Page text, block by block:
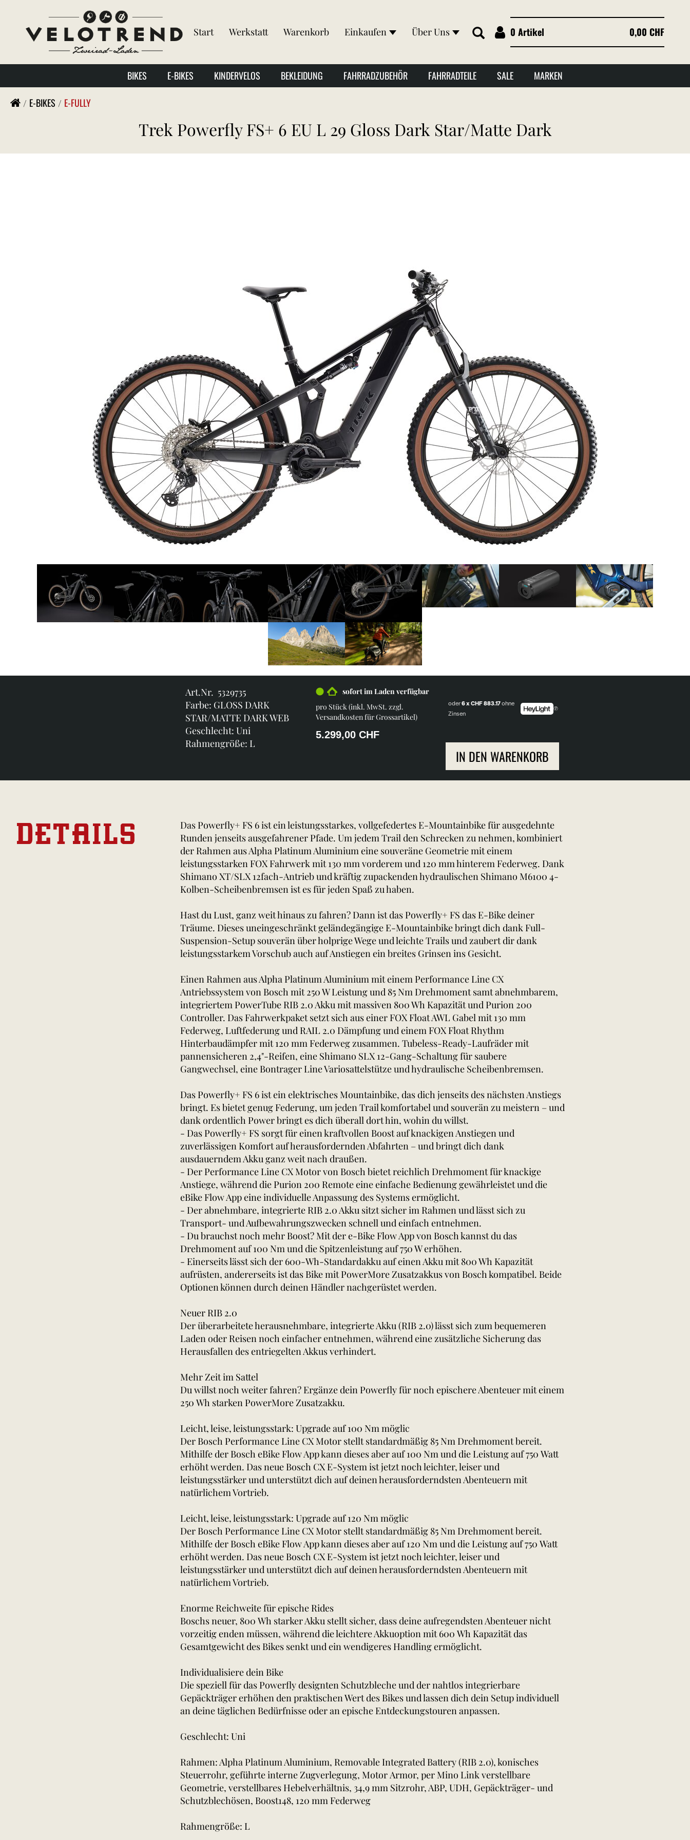
Start Werkstatt Warenkorb Einkaufen Über Uns 0 Artikel 0,00 CHF
BIKES E-BIKES KINDERVELOS BEKLEIDUNG FAHRRADZUBEHÖR FAHRRADTEILE SALE MARKEN
E-BIKES E-FULLY
Trek Powerfly FS+ 6 EU L 29 Gloss Dark Star/Matte Dark
Art.Nr. 5329735
Farbe: GLOSS DARK
STAR/MATTE DARK WEB
Geschlecht: Uni
Rahmengröße: L
sofort im Laden verfügbar
pro Stück (inkl. MwSt. zzgl.
Versandkosten für Grossartikel)
5.299,00 CHF
oder6 x CHF 883.17ohne
Zinsen
IN DEN WARENKORB
DETAILS
Das Powerfly+ FS 6 ist ein leistungsstarkes, vollgefedertes E-Mountainbike für ausgedehnte
Runden jenseits ausgefahrener Pfade. Um jedem Trail den Schrecken zu nehmen, kombiniert
der Rahmen aus Alpha Platinum Aluminium eine souveräne Geometrie mit einem
leistungsstarken FOX Fahrwerk mit 130 mm vorderem und 120 mm hinterem Federweg. Dank
Shimano XT/SLX 12fach-Antrieb und kräftig zupackenden hydraulischen Shimano M6100 4-
Kolben-Scheibenbremsen ist es für jeden Spaß zu haben.
Hast du Lust, ganz weit hinaus zu fahren? Dann ist das Powerfly+ FS das E-Bike deiner
Träume. Dieses uneingeschränkt geländegängige E-Mountainbike bringt dich dank Full-
Suspension-Setup souverän über holprige Wege und leichte Trails und zaubert dir dank
leistungsstarkem Vorschub auch auf Anstiegen ein breites Grinsen ins Gesicht.
Einen Rahmen aus Alpha Platinum Aluminium mit einem Performance Line CX
Antriebssystem von Bosch mit 250 W Leistung und 85 Nm Drehmoment samt abnehmbarem,
integriertem PowerTube RIB 2.0 Akku mit massiven 800 Wh Kapazität und Purion 200
Controller. Das Fahrwerkpaket setzt sich aus einer FOX Float AWL Gabel mit 130 mm
Federweg, Luftfederung und RAIL 2.0 Dämpfung und einem FOX Float Rhythm
Hinterbaudämpfer mit 120 mm Federweg zusammen. Tubeless-Ready-Laufräder mit
pannensicheren 2,4"-Reifen, eine Shimano SLX 12-Gang-Schaltung für saubere
Gangwechsel, eine Bontrager Line Variosattelstütze und hydraulische Scheibenbremsen.
Das Powerfly+ FS 6 ist ein elektrisches Mountainbike, das dich jenseits des nächsten Anstiegs
bringt. Es bietet genug Federung, um jeden Trail komfortabel und souverän zu meistern – und
dank ordentlich Power bringt es dich überall dort hin, wohin du willst.
- Das Powerfly+ FS sorgt für einen kraftvollen Boost auf knackigen Anstiegen und
zuverlässigen Komfort auf herausfordernden Abfahrten – und bringt dich dank
ausdauerndem Akku ganz weit nach draußen.
- Der Performance Line CX Motor von Bosch bietet reichlich Drehmoment für knackige
Anstiege, während die Purion 200 Remote eine einfache Bedienung gewährleistet und die
eBike Flow App eine individuelle Anpassung des Systems ermöglicht.
- Der abnehmbare, integrierte RIB 2.0 Akku sitzt sicher im Rahmen und lässt sich zu
Transport- und Aufbewahrungszwecken schnell und einfach entnehmen.
- Du brauchst noch mehr Boost? Mit der e-Bike Flow App von Bosch kannst du das
Drehmoment auf 100 Nm und die Spitzenleistung auf 750 W erhöhen.
- Einerseits lässt sich der 600-Wh-Standardakku auf einen Akku mit 800 Wh Kapazität
aufrüsten, andererseits ist das Bike mit PowerMore Zusatzakkus von Bosch kompatibel. Beide
Optionen können durch deinen Händler nachgerüstet werden.
Neuer RIB 2.0
Der überarbeitete herausnehmbare, integrierte Akku (RIB 2.0) lässt sich zum bequemeren
Laden oder Reisen noch einfacher entnehmen, während eine zusätzliche Sicherung das
Herausfallen des entriegelten Akkus verhindert.
Mehr Zeit im Sattel
Du willst noch weiter fahren? Ergänze dein Powerfly für noch epischere Abenteuer mit einem
250 Wh starken PowerMore Zusatzakku.
Leicht, leise, leistungsstark: Upgrade auf 100 Nm möglic
Der Bosch Performance Line CX Motor stellt standardmäßig 85 Nm Drehmoment bereit.
Mithilfe der Bosch eBike Flow App kann dieses aber auf 100 Nm und die Leistung auf 750 Watt
erhöht werden. Das neue Bosch CX E-System ist jetzt noch leichter, leiser und
leistungsstärker und unterstützt dich auf deinen herausforderndsten Abenteuern mit
natürlichem Vortrieb.
Leicht, leise, leistungsstark: Upgrade auf 120 Nm möglic
Der Bosch Performance Line CX Motor stellt standardmäßig 85 Nm Drehmoment bereit.
Mithilfe der Bosch eBike Flow App kann dieses aber auf 120 Nm und die Leistung auf 750 Watt
erhöht werden. Das neue Bosch CX E-System ist jetzt noch leichter, leiser und
leistungsstärker und unterstützt dich auf deinen herausforderndsten Abenteuern mit
natürlichem Vortrieb.
Enorme Reichweite für epische Rides
Boschs neuer, 800 Wh starker Akku stellt sicher, dass deine aufregendsten Abenteuer nicht
vorzeitig enden müssen, während die leichtere Akkuoption mit 600 Wh Kapazität das
Gesamtgewicht des Bikes senkt und ein wendigeres Handling ermöglicht.
Individualisiere dein Bike
Die speziell für das Powerfly designten Schutzbleche und der nahtlos integrierbare
Gepäckträger erhöhen den praktischen Wert des Bikes und lassen dich dein Setup individuell
an deine täglichen Bedürfnisse oder an epische Entdeckungstouren anpassen.
Geschlecht: Uni
Rahmen: Alpha Platinum Aluminium, Removable Integrated Battery (RIB 2.0), konisches
Steuerrohr, geführte interne Zugverlegung, Motor Armor, per Mino Link verstellbare
Geometrie, verstellbares Hebelverhältnis, 34,9 mm Sitzrohr, ABP, UDH, Gepäckträger- und
Schutzblechösen, Boost148, 120 mm Federweg
Rahmengröße: L